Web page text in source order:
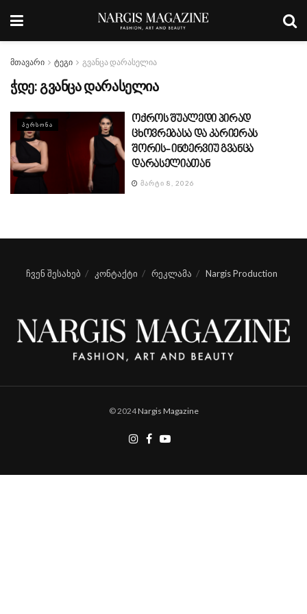
მთავარი ტეგი გვანცა დარასელია
ჭდე: გვანცა დარასელია
ᲞᲔᲠᲡᲝᲜᲐ
ოქროს შუალედი პირად
ცხოვრებასა და კარიერას
შორის- ინტერვიუ გვანცა
დარასელიათან
ᲛᲐᲠᲢᲘ 8, 2026
ჩვენ შესახებ კონტაქტი რეკლამა Nargis Production
© 2024Nargis Magazine